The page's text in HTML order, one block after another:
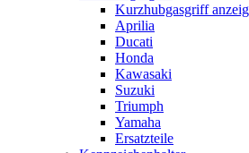
Kurzhubgasgriff
Aprilia
Ducati
Honda
Kawasaki
Suzuki
Triumph
Yamaha
Ersatzteile